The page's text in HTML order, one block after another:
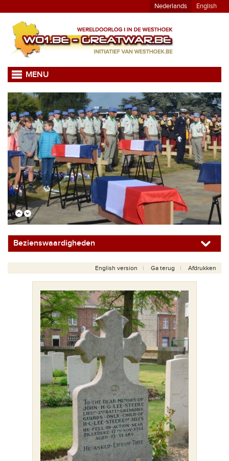
Nederlands English
MENU
Bezienswaardigheden
English version Ga terug Afdrukken